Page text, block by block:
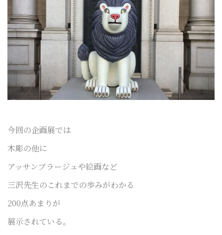
今回の企画展では
木彫の他に
アッサンブラージュや絵画など
三沢先生のこれまでの歩みがわかる
200点あまりが
展示されている。